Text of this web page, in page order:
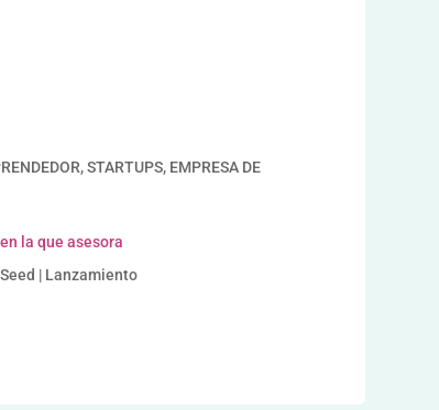
STARTUPS, EMPRESA DE
la que asesora
| Lanzamiento